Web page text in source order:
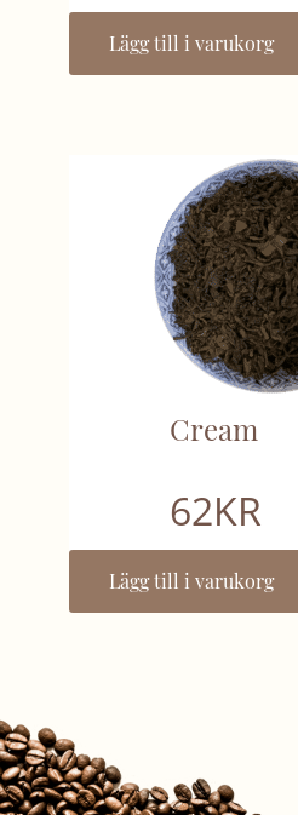
Lägg till i varukorg
Cream
62KR
Lägg till i varukorg